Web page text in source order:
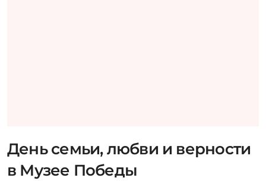
День семьи, любви и верности
в Музее Победы